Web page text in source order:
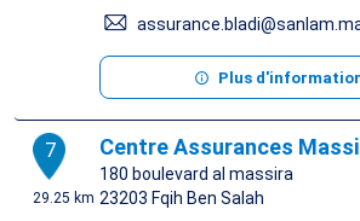
Plus
7
29.25 km
Centre Assurances
180 boulevard al massira
23203 Fqih Ben Salah